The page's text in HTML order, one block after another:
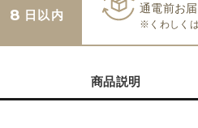
8 日以内 通電前お
※くわしくは
商品説明